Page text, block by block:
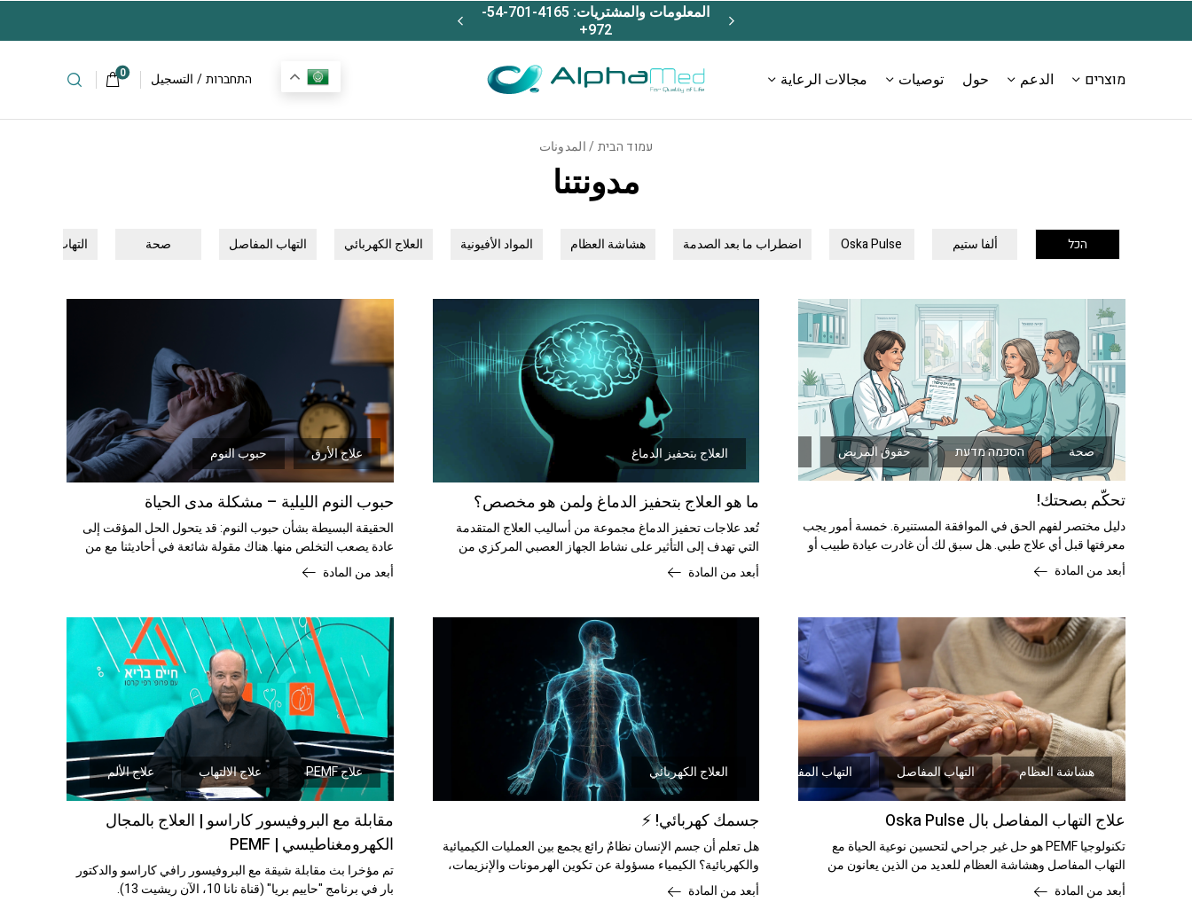
المعلومات والمشتريات: 4165-701-54-
972+
מוצרים الدعم حول توصيات مجالات الرعاية התחברות/ التسجيل 0
עמוד הבית/ المدونات
مدونتنا
הכל ألفا ستيم Oska Pulse اضطراب ما بعد الصدمة هشاشة العظام المواد الأفيونية العلاج الكهربائي التهاب المفاصل صحة التهاب المفاصل
صحة הסכמה מדעת حقوق المريض رعاية طبية
تحكّم بصحتك!
دليل مختصر لفهم الحق في الموافقة المستنيرة. خمسة أمور يجب
معرفتها قبل أي علاج طبي. هل سبق لك أن غادرت عيادة طبيب أو
مركز رعاية صحية بعد زيارة؟
أبعد من المادة
العلاج بتحفيز الدماغ
ما هو العلاج بتحفيز الدماغ ولمن هو مخصص؟
تُعد علاجات تحفيز الدماغ مجموعة من أساليب العلاج المتقدمة
التي تهدف إلى التأثير على نشاط الجهاز العصبي المركزي من
خلال التحفيز الكهربائي أو المغناطيسي.
أبعد من المادة
علاج الأرق حبوب النوم
حبوب النوم الليلية – مشكلة مدى الحياة
الحقيقة البسيطة بشأن حبوب النوم: قد يتحول الحل المؤقت إلى
عادة يصعب التخلص منها. هناك مقولة شائعة في أحاديثنا مع من
يعانون من الأرق.
أبعد من المادة
هشاشة العظام التهاب المفاصل التهاب المفاصل
علاج التهاب المفاصل بال Oska Pulse
تكنولوجيا PEMF هو حل غير جراحي لتحسين نوعية الحياة مع
التهاب المفاصل وهشاشة العظام للعديد من الذين يعانون من
التهاب المفاصل - سواء
أبعد من المادة
العلاج الكهربائي
جسمك كهربائي! ⚡
هل تعلم أن جسم الإنسان نظامٌ رائع يجمع بين العمليات الكيميائية
والكهربائية؟ الكيمياء مسؤولة عن تكوين الهرمونات والإنزيمات،
أبعد من المادة
علاج PEMF علاج الالتهاب علاج الألم
مقابلة مع البروفيسور كاراسو | العلاج بالمجال
الكهرومغناطيسي | PEMF
تم مؤخرا بث مقابلة شيقة مع البروفيسور رافي كاراسو والدكتور
بار في برنامج "حاييم بريا" (قناة نانا 10، الآن ريشيت 13).